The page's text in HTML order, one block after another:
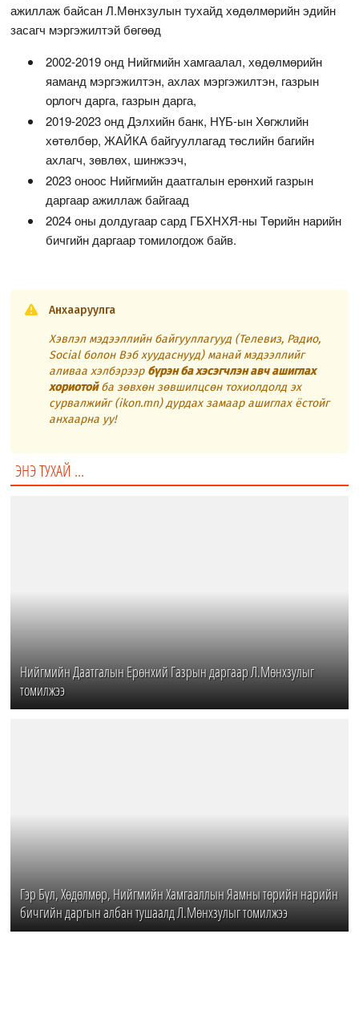
ажиллаж байсан Л.Мөнхзулын тухайд хөдөлмөрийн эдийн
засагч мэргэжилтэй бөгөөд
2002-2019 онд Нийгмийн хамгаалал, хөдөлмөрийн
яаманд мэргэжилтэн, ахлах мэргэжилтэн, газрын
орлогч дарга, газрын дарга,
2019-2023 онд Дэлхийн банк, НҮБ-ын Хөгжлийн
хөтөлбөр, ЖАЙКА байгууллагад төслийн багийн
ахлагч, зөвлөх, шинжээч,
2023 оноос Нийгмийн даатгалын ерөнхий газрын
даргаар ажиллаж байгаад
2024 оны долдугаар сард ГБХНХЯ-ны Төрийн нарийн
бичгийн даргаар томилогдож байв.
Анхааруулга
Хэвлэл мэдээллийн байгууллагууд (Телевиз, Радио,
Social болон Вэб хуудаснууд) манай мэдээллийг
аливаа хэлбэрээр бүрэн ба хэсэгчлэн авч ашиглах
хориотойба зөвхөн зөвшилцсөн тохиолдолд эх
сурвалжийг (ikon.mn) дурдах замаар ашиглах ёстойг
анхаарна уу!
ЭНЭ ТУХАЙ ...
Нийгмийн Даатгалын Ерөнхий Газрын даргаар Л.Мөнхзулыг
томилжээ
Гэр Бүл, Хөдөлмөр, Нийгмийн Хамгааллын Яамны төрийн нарийн
бичгийн даргын албан тушаалд Л.Мөнхзулыг томилжээ